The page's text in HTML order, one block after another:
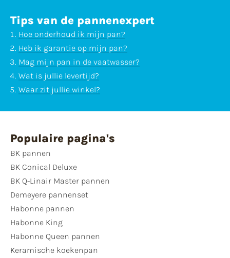
Tips van de pannenexpert
Hoe onderhoud ik mijn pan?
Heb ik garantie op mijn pan?
Mag mijn pan in de vaatwasser?
Wat is jullie levertijd?
Waar zit jullie winkel?
Populaire pagina's
BK pannen
BK Conical Deluxe
BK Q-Linair Master pannen
Demeyere pannenset
Habonne pannen
Habonne King
Habonne Queen pannen
Keramische koekenpan